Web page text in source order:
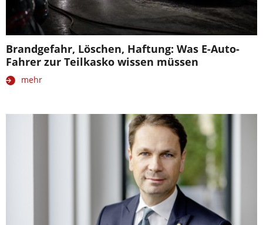
Brandgefahr, Löschen, Haftung: Was E-Auto-
Fahrer zur Teilkasko wissen müssen
mehr